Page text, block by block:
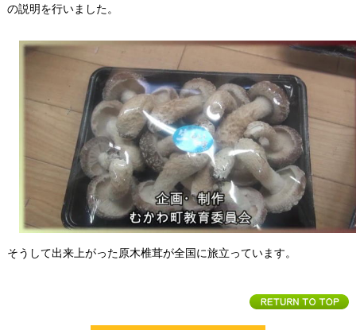
の説明を行いました。
そうして出来上がった原木椎茸が全国に旅立っています。